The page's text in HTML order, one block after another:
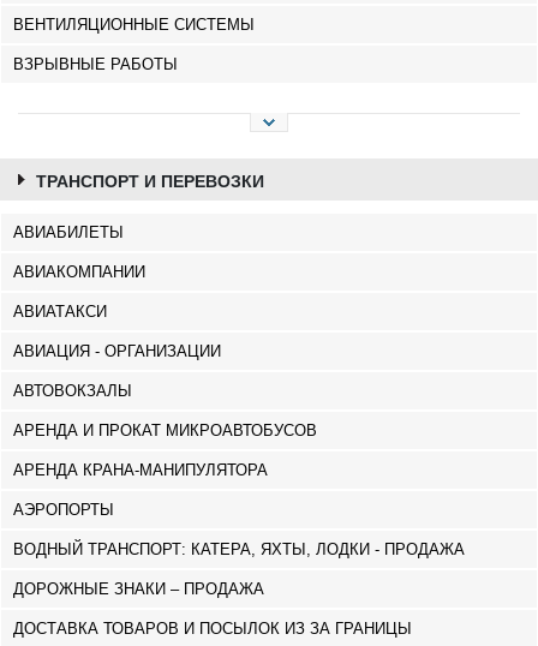
ВЕНТИЛЯЦИОННЫЕ СИСТЕМЫ
ВЗРЫВНЫЕ РАБОТЫ
ТРАНСПОРТ И ПЕРЕВОЗКИ
АВИАБИЛЕТЫ
АВИАКОМПАНИИ
АВИАТАКСИ
АВИАЦИЯ - ОРГАНИЗАЦИИ
АВТОВОКЗАЛЫ
АРЕНДА И ПРОКАТ МИКРОАВТОБУСОВ
АРЕНДА КРАНА-МАНИПУЛЯТОРА
АЭРОПОРТЫ
ВОДНЫЙ ТРАНСПОРТ: КАТЕРА, ЯХТЫ, ЛОДКИ - ПРОДАЖА
ДОРОЖНЫЕ ЗНАКИ – ПРОДАЖА
ДОСТАВКА ТОВАРОВ И ПОСЫЛОК ИЗ ЗА ГРАНИЦЫ